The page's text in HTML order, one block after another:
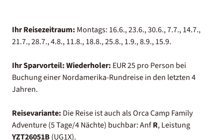
Ihr Reisezeitraum: Montags: 16.6., 23.6., 30.6., 7.7., 14.7.,
21.7., 28.7., 4.8., 11.8., 18.8., 25.8., 1.9., 8.9., 15.9.
Ihr Sparvorteil:Wiederholer: EUR 25 pro Person bei
Buchung einer Nordamerika-Rundreise in den letzten 4
Jahren.
Reisevariante: Die Reise ist auch als Orca Camp Family
Adventure (5 Tage/4 Nächte) buchbar: AnfR, Leistung
YZT26051B(UG1X).